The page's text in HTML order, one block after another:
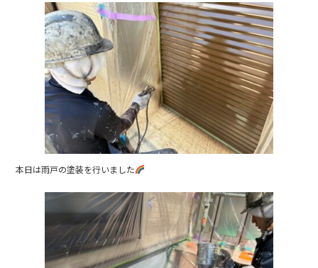
本日は雨戸の塗装を行いました